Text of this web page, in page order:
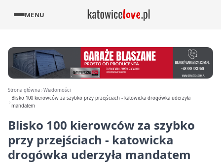
MENU
Strona główna Wiadomości
Blisko 100 kierowców za szybko przy przejściach - katowicka drogówka uderzyła
mandatem
Blisko 100 kierowców za szybko
przy przejściach - katowicka
drogówka uderzyła mandatem